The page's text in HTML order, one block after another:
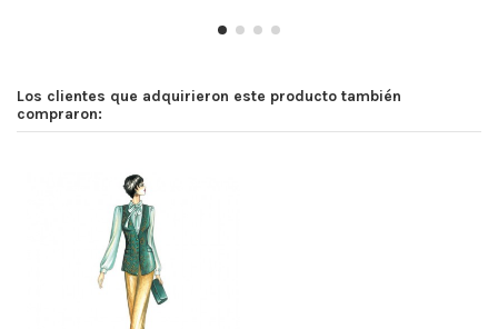
Los clientes que adquirieron este producto también
compraron: